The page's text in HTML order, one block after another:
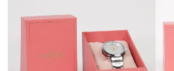
Modelo de Pulseira